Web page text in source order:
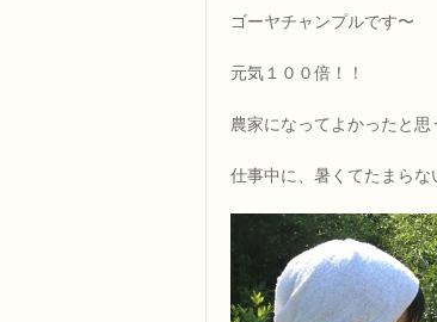
ゴーヤチャンプルです〜
元気１００倍！！
農家になってよかったと
仕事中に、暑くてたまらな